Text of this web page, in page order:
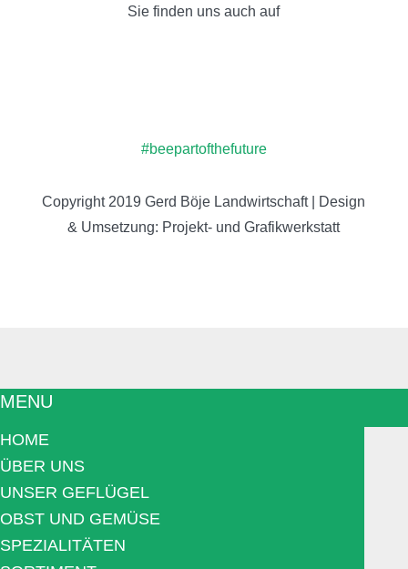
Sie finden uns auch auf
#beepartofthefuture
Copyright 2019Gerd Böje Landwirtschaft| Design
& Umsetzung: Projekt- und Grafikwerkstatt
MENU
HOME
ÜBER UNS
UNSER GEFLÜGEL
OBST UND GEMÜSE
SPEZIALITÄTEN